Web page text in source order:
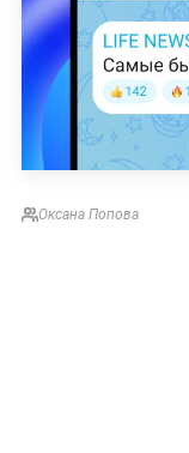
Оксана Попова